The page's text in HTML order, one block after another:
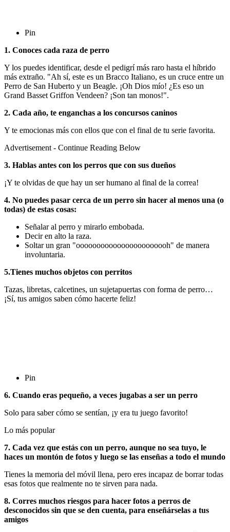
Pin
1. Conoces cada raza de perro
Y los puedes identificar, desde el pedigrí más raro hasta el híbrido
más extraño. "Ah sí, este es un Bracco Italiano, es un cruce entre un
Perro de San Huberto y un Beagle. ¡Oh Dios mío! ¿Es eso un
Grand Basset Griffon Vendeen? ¡Son tan monos!".
2. Cada año, te enganchas a los concursos caninos
Y te emocionas más con ellos que con el final de tu serie favorita.
Advertisement - Continue Reading Below
3. Hablas antes con los perros que con sus dueños
¡Y te olvidas de que hay un ser humano al final de la correa!
4. No puedes pasar cerca de un perro sin hacer al menos una (o
todas) de estas cosas:
Señalar al perro y mirarlo embobada.
Decir en alto la raza.
Soltar un gran "ooooooooooooooooooooooh" de manera
involuntaria.
5.Tienes muchos objetos con perritos
Tazas, libretas, calcetines, un sujetapuertas con forma de perro…
¡Sí, tus amigos saben cómo hacerte feliz!
Pin
6. Cuando eras pequeño, a veces jugabas a ser un perro
Solo para saber cómo se sentían, ¡y era tu juego favorito!
Lo más popular
7. Cada vez que estás con un perro, aunque no sea tuyo, le
haces un montón de fotos y luego se las enseñas a todo el mundo
Tienes la memoria del móvil llena, pero eres incapaz de borrar todas
esas fotos que realmente no te sirven para nada.
8. Corres muchos riesgos para hacer fotos a perros de
desconocidos sin que se den cuenta, para enseñárselas a tus
amigos